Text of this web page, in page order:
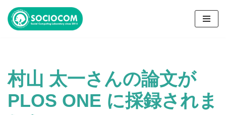
コ
ツ
へ
ス
村山 太一さんの論文が
PLOS ONE に採録されま